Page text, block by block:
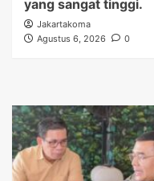
yang sangat tinggi.
Jakartakoma
Agustus 6, 2026
0